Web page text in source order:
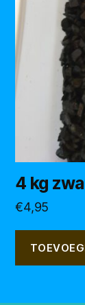
4 kg
€4,95